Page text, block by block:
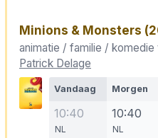
Minions & Monsters
animatie / familie / komedie
Patrick Delage
Vandaag Morgen
10:40
NL
10:40
NL